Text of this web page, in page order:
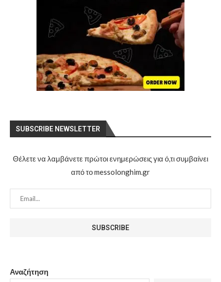
Αναζήτηση
SUBSCRIBE NEWSLETTER
Θέλετε να λαμβάνετε πρώτοι ενημερώσεις για ό,τι συμβαίνει
από το messolonghim.gr